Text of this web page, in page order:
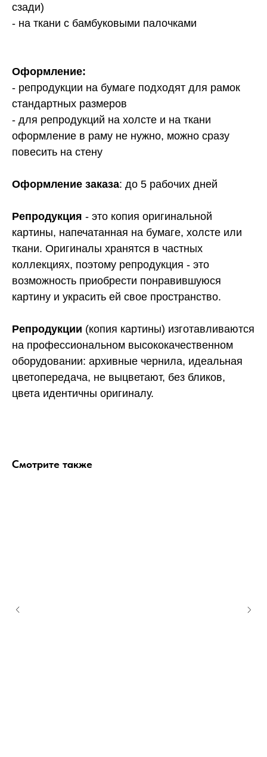
сзади)
- на ткани с бамбуковыми палочками
Оформление:
- репродукции на бумаге подходят для рамок
стандартных размеров
- для репродукций на холсте и на ткани
оформление в раму не нужно, можно сразу
повесить на стену
Оформление заказа: до 5 рабочих дней
Репродукция - это копия оригинальной
картины, напечатанная на бумаге, холсте или
ткани. Оригиналы хранятся в частных
коллекциях, поэтому репродукция - это
возможность приобрести понравившуюся
картину и украсить ей свое пространство.
Репродукции (копия картины) изготавливаются
на профессиональном высококачественном
оборудовании: архивные чернила, идеальная
цветопередача, не выцветают, без бликов,
цвета идентичны оригиналу.
Смотрите также